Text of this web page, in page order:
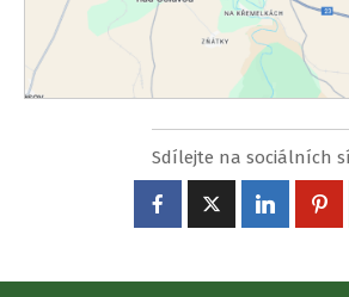
Sdílejte na sociálních